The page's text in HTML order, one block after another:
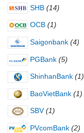
SHB (14)
OCB (1)
Saigonbank (4)
PGBank (5)
ShinhanBank (1)
BaoVietBank (1)
SBV (1)
PVcomBank (2)